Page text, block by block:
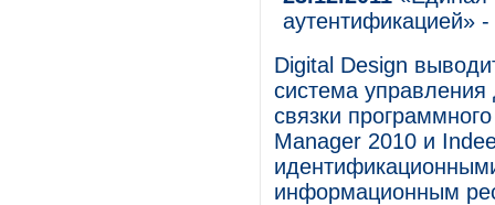
аутентификацией»
Digital Design
система
связки
Manager 2010 и
информационным